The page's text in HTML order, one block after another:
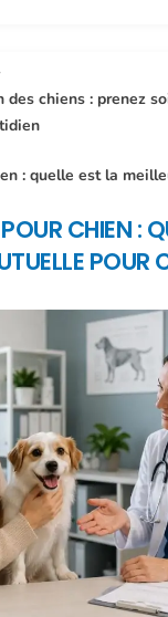
chiens : prenez
: quelle est la
CHIEN :
POUR